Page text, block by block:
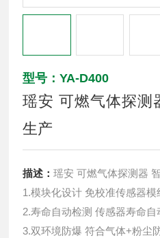
型号：YA-D400
瑶安 可燃气体探测
生产
描述：瑶安 可燃气体探测器
1.模块化设计 免校准传感器
2.寿命自动检测 传感器寿命
3.双环境防爆 符合气体+粉尘